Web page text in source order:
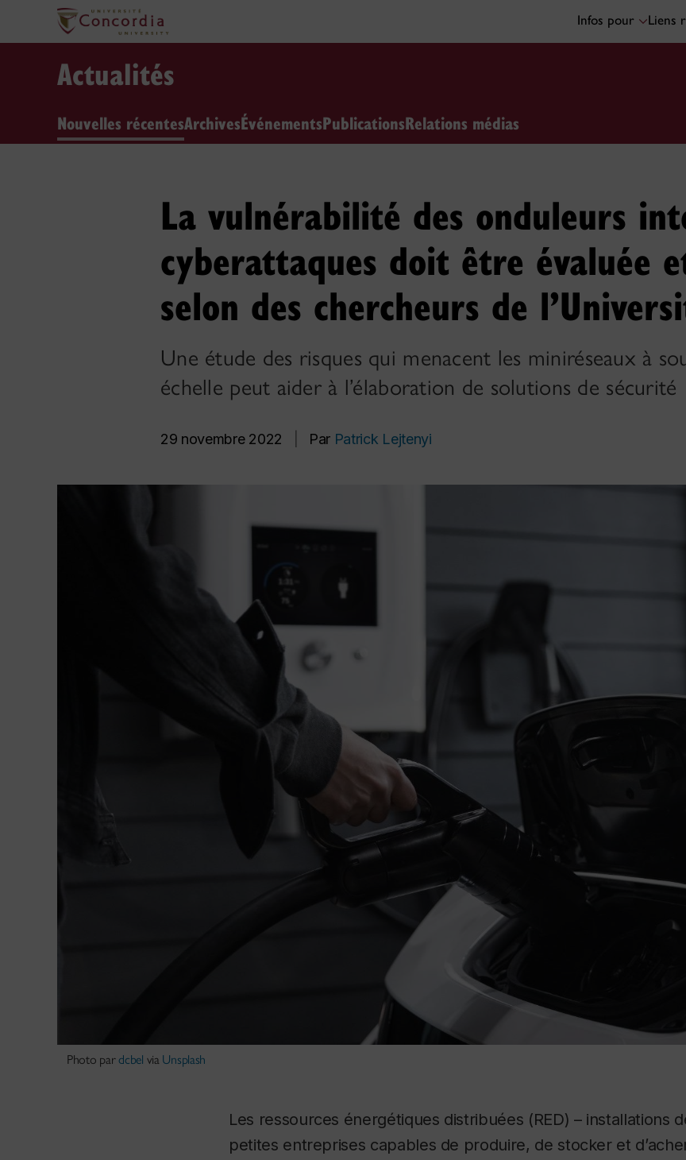
Infos pour Liens
Actualités
Nouvelles récentesArchivesÉvénementsPublicationsRelations médias
La vulnérabilité des onduleurs
cyberattaques doit être évaluée
selon des chercheurs de
Une étude des risques qui menacent les miniréseaux à
échelle peut aider à l’élaboration de solutions de sécurité
29 novembre 2022 Par Patrick Lejtenyi
Photo pardcbel via Unsplash
Les ressources énergétiques distribuées (RED) – installations
petites entreprises capables de produire, de stocker et